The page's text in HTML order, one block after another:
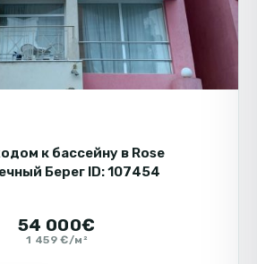
к бассейну в Rose
Берег ID: 107454
54 000€
1 459 €/м²